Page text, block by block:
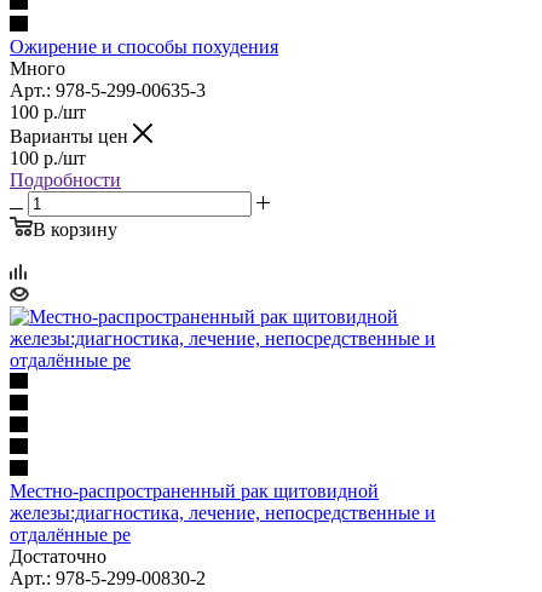
Ожирение и способы похудения
Много
Арт.: 978-5-299-00635-3
100 р./шт
Варианты цен
100 р./шт
Подробности
В корзину
Местно-распространенный рак щитовидной
железы:диагностика, лечение, непосредственные и
отдалённые ре
Достаточно
Арт.: 978-5-299-00830-2